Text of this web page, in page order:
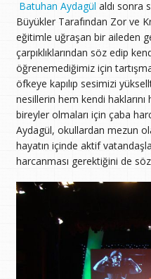
Batuhan Aydagül aldı sonra
Büyükler Tarafından Zor ve
eğitimle uğraşan bir aileden
çarpıklıklarından söz edip
öğrenemediğimiz için
öfkeye kapılıp sesimizi
nesillerin hem kendi haklarını
bireyler olmaları için çaba
Aydagül, okullardan mezun
hayatın içinde aktif
harcanması gerektiğini de